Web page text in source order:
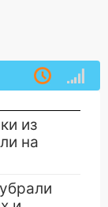
из
на